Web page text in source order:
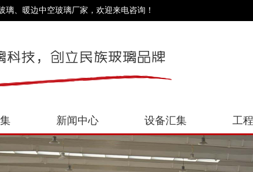
、暖边中空玻璃厂家，欢迎来电咨询！
新闻中心 设备汇集 工